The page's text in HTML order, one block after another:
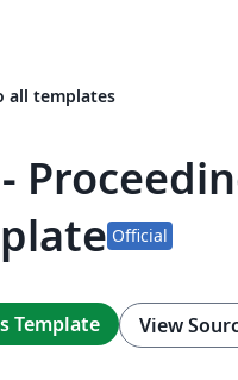
all templates
-
Official
Template View